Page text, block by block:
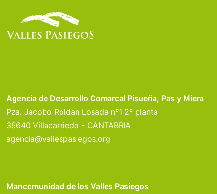
Agencia de Desarrollo Comarcal Pisueña, Pas y Miera
Pza. Jacobo Roldan Losada nº1 2º planta
39640 Villacarriedo - CANTABRIA
agencia@vallespasiegos.org
Mancomunidad de los Valles Pasiegos